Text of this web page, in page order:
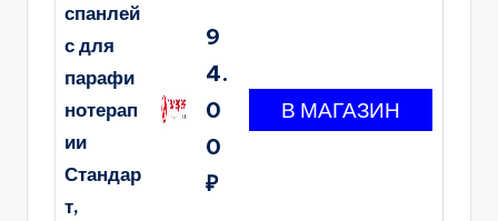
спанлей
с для
парафи
нотерап
ии
Стандар
т,
9
4.
0
0
₽